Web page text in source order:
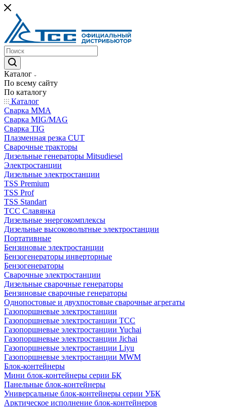
Каталог
По всему сайту
По каталогу
Каталог
Сварка MMA
Сварка MIG/MAG
Сварка TIG
Плазменная резка CUT
Сварочные тракторы
Дизельные генераторы Mitsudiesel
Электростанции
Дизельные электростанции
TSS Premium
TSS Prof
TSS Standart
ТСС Славянка
Дизельные энергокомплексы
Дизельные высоковольтные электростанции
Портативные
Бензиновые электростанции
Бензогенераторы инверторные
Бензогенераторы
Сварочные электростанции
Дизельные сварочные генераторы
Бензиновые сварочные генераторы
Однопостовые и двухпостовые сварочные агрегаты
Газопоршневые электростанции
Газопоршневые электростанции ТСС
Газопоршневые электростанции Yuchai
Газопоршневые электростанции Jichai
Газопоршневые электростанции Liyu
Газопоршневые электростанции MWM
Блок-контейнеры
Мини блок-контейнеры серии БК
Панельные блок-контейнеры
Универсальные блок-контейнеры серии УБК
Арктическое исполнение блок-контейнеров